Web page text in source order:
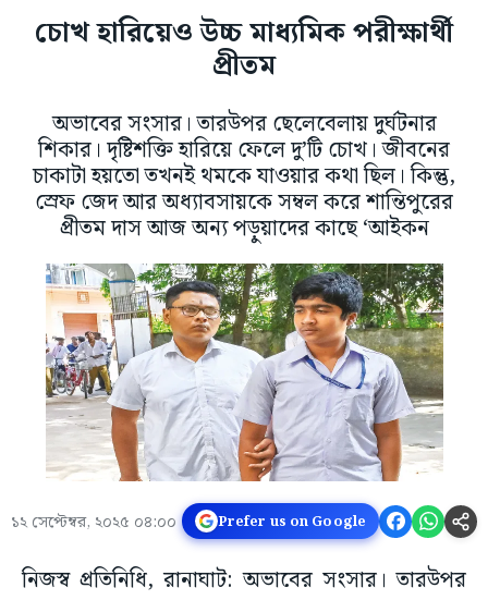
চোখ হারিয়েও উচ্চ মাধ্যমিক পরীক্ষার্থী
প্রীতম
অভাবের সংসার। তারউপর ছেলেবেলায় দুর্ঘটনার
শিকার। দৃষ্টিশক্তি হারিয়ে ফেলে দু’টি চোখ। জীবনের
চাকাটা হয়তো তখনই থমকে যাওয়ার কথা ছিল। কিন্তু,
স্রেফ জেদ আর অধ্যাবসায়কে সম্বল করে শান্তিপুরের
প্রীতম দাস আজ অন্য পড়ুয়াদের কাছে ‘আইকন
১২ সেপ্টেম্বর, ২০২৫ ০৪:০০ Prefer us on Google
নিজস্ব প্রতিনিধি, রানাঘাট: অভাবের সংসার। তারউপর